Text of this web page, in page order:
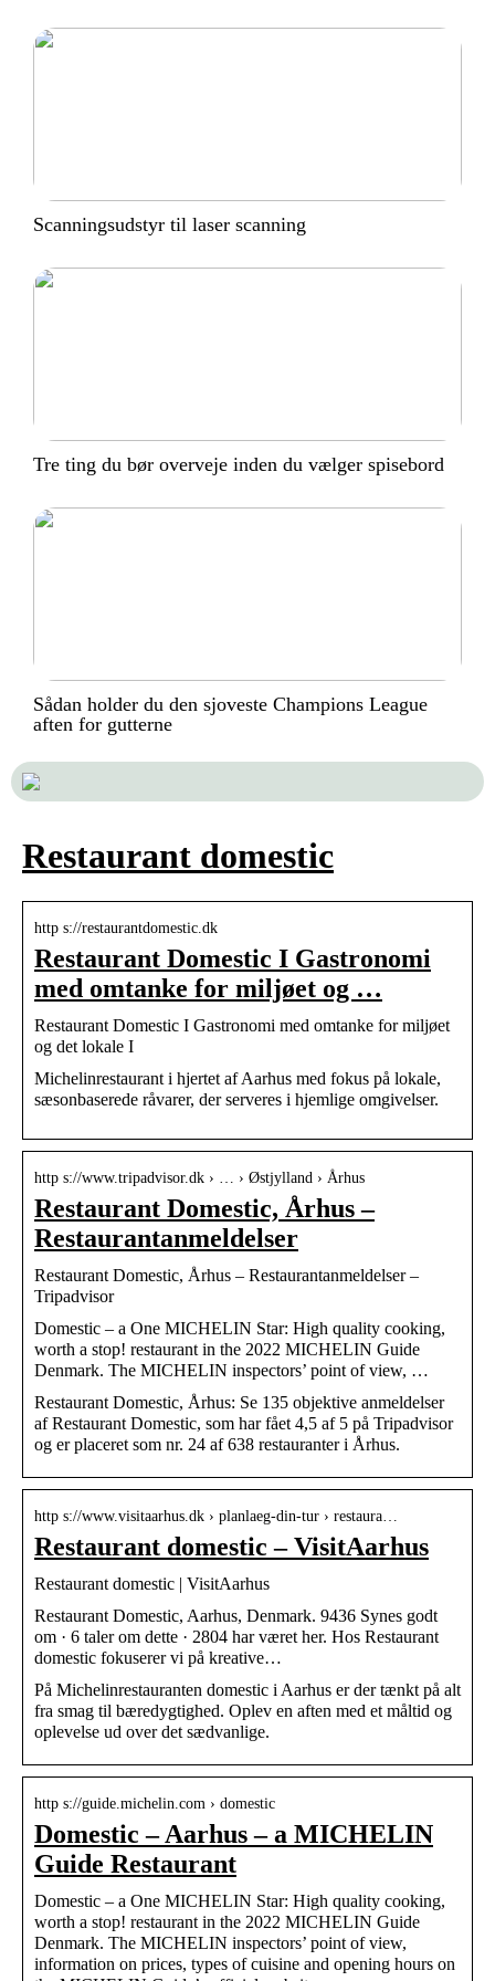
Scanningsudstyr til laser scanning
Tre ting du bør overveje inden du vælger spisebord
Sådan holder du den sjoveste Champions League
aften for gutterne
Restaurant domestic
http s://restaurantdomestic.dk
Restaurant Domestic I Gastronomi
med omtanke for miljøet og …
Restaurant Domestic I Gastronomi med omtanke for miljøet
og det lokale I
Michelinrestaurant i hjertet af Aarhus med fokus på lokale,
sæsonbaserede råvarer, der serveres i hjemlige omgivelser.
http s://www.tripadvisor.dk › … › Østjylland › Århus
Restaurant Domestic, Århus –
Restaurantanmeldelser
Restaurant Domestic, Århus – Restaurantanmeldelser –
Tripadvisor
Domestic – a One MICHELIN Star: High quality cooking,
worth a stop! restaurant in the 2022 MICHELIN Guide
Denmark. The MICHELIN inspectors’ point of view, …
Restaurant Domestic, Århus: Se 135 objektive anmeldelser
af Restaurant Domestic, som har fået 4,5 af 5 på Tripadvisor
og er placeret som nr. 24 af 638 restauranter i Århus.
http s://www.visitaarhus.dk › planlaeg-din-tur › restaura…
Restaurant domestic – VisitAarhus
Restaurant domestic | VisitAarhus
Restaurant Domestic, Aarhus, Denmark. 9436 Synes godt
om · 6 taler om dette · 2804 har været her. Hos Restaurant
domestic fokuserer vi på kreative…
På Michelinrestauranten domestic i Aarhus er der tænkt på alt
fra smag til bæredygtighed. Oplev en aften med et måltid og
oplevelse ud over det sædvanlige.
http s://guide.michelin.com › domestic
Domestic – Aarhus – a MICHELIN
Guide Restaurant
Domestic – a One MICHELIN Star: High quality cooking,
worth a stop! restaurant in the 2022 MICHELIN Guide
Denmark. The MICHELIN inspectors’ point of view,
information on prices, types of cuisine and opening hours on